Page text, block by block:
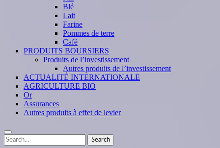
Blé
Lait
Farine
Pommes de terre
Café
PRODUITS BOURSIERS
Produits de l’investissement
Autres produits de l’investissement
ACTUALITÉ INTERNATIONALE
AGRICULTURE BIO
Or
Assurances
Autres produits à effet de levier
Search
for:
Search